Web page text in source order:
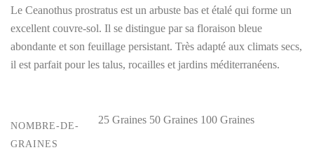
Le Ceanothus prostratus est un arbuste bas et étalé qui forme un
excellent couvre-sol. Il se distingue par sa floraison bleue
abondante et son feuillage persistant. Très adapté aux climats secs,
il est parfait pour les talus, rocailles et jardins méditerranéens.
NOMBRE-DE-
GRAINES
25 Graines 50 Graines 100 Graines